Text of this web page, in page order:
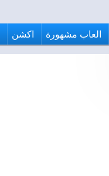
العاب مشهورة اكشن